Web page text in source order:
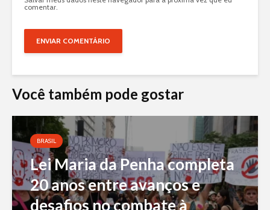
comentar.
Você também pode gostar
BRASIL
Lei Maria da Penha completa
20 anos entre avanços e
desafios no combate à